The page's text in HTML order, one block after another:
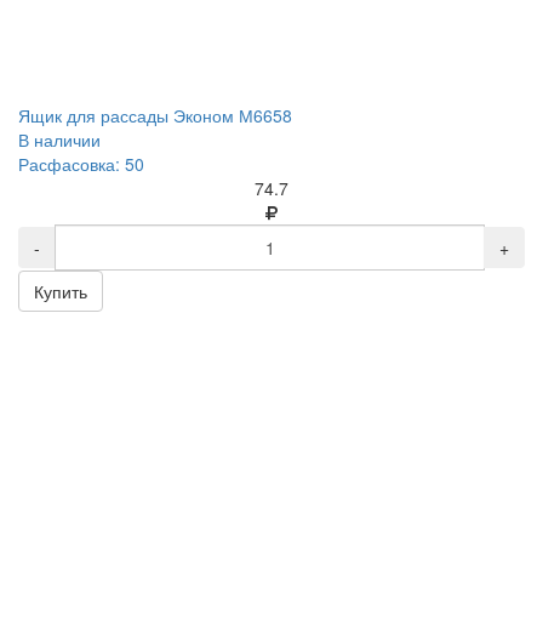
Ящик для рассады Эконом М6658
В наличии
Расфасовка: 50
74.7
-
+
Купить